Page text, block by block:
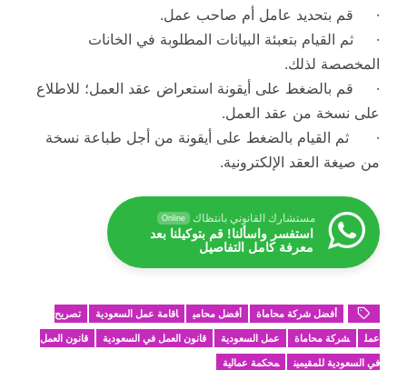
· قم بتحديد عامل أم صاحب عمل.
· ثم القيام بتعبئة البيانات المطلوبة في الخانات
المخصصة لذلك.
· قم بالضغط على أيقونة استعراض عقد العمل؛ للاطلاع
على نسخة من عقد العمل.
· ثم القيام بالضغط على أيقونة من أجل طباعة نسخة
من صيغة العقد الإلكترونية.
مستشارك القانوني بانتظاك Online
استفسر واسألنا! قم بتوكيلنا بعد
معرفة كامل التفاصيل
أفضل شركة محاماة أفضل محامي اقامة عمل السعودية
تصريح
عمل
شركة محاماة عمل السعودية قانون العمل في السعودية
قانون العمل
في السعودية للمقيمين
محكمة عمالية